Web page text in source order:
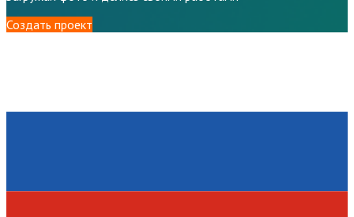
Создать проект